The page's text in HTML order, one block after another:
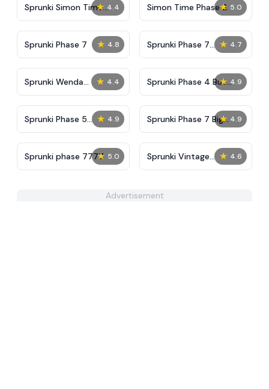
★ 4.4
Sprunki Simon Time
Phase 2
★ 5.0
Simon Time Phase 2
★ 4.8
Sprunki Phase 7 ★ 4.7
Sprunki Phase 7
Definitive (Fanmade)
★ 4.4
Sprunki Wenda
Treatment Phase 40
★ 4.9
Sprunki Phase 4 But
Normal
★ 4.9
Sprunki Phase 5
Remastered
★ 4.9
Sprunki Phase 7 Big
Update
★ 5.0
Sprunki phase 7777 ★ 4.6
Sprunki Vintage
Definitive Phase 3
Advertisement